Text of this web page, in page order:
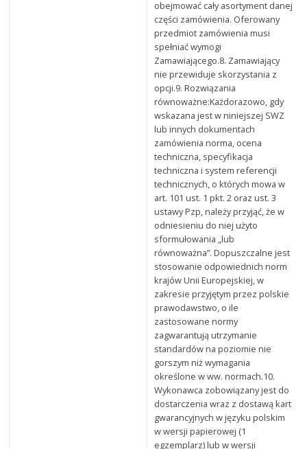
obejmować cały asortyment danej
części zamówienia. Oferowany
przedmiot zamówienia musi
spełniać wymogi
Zamawiającego.8. Zamawiający
nie przewiduje skorzystania z
opcji.9. Rozwiązania
równoważne:Każdorazowo, gdy
wskazana jest w niniejszej SWZ
lub innych dokumentach
zamówienia norma, ocena
techniczna, specyfikacja
techniczna i system referencji
technicznych, o których mowa w
art. 101 ust. 1 pkt. 2 oraz ust. 3
ustawy Pzp, należy przyjąć, że w
odniesieniu do niej użyto
sformułowania „lub
równoważna”. Dopuszczalne jest
stosowanie odpowiednich norm
krajów Unii Europejskiej, w
zakresie przyjętym przez polskie
prawodawstwo, o ile
zastosowane normy
zagwarantują utrzymanie
standardów na poziomie nie
gorszym niż wymagania
określone w ww. normach.10.
Wykonawca zobowiązany jest do
dostarczenia wraz z dostawą kart
gwarancyjnych w języku polskim
w wersji papierowej (1
egzemplarz) lub w wersji